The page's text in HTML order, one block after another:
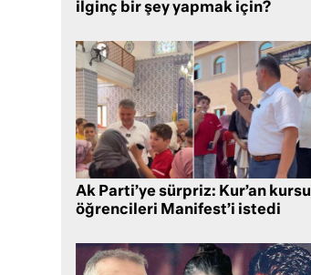
ilginç bir şey yapmak için?
Ak Parti’ye sürpriz: Kur’an kursu
öğrencileri Manifest’i istedi